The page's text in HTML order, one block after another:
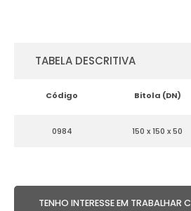
TABELA DESCRITIVA
Código Bitola (DN)
0984 150 x 150 x 50
TENHO INTERESSE EM TRABALHAR